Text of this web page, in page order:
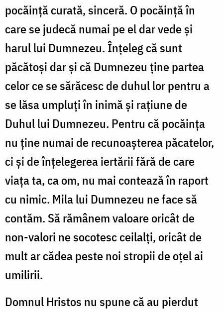
pocăință curată, sinceră. O pocăință în
care se judecă numai pe el dar vede și
harul lui Dumnezeu. Înțeleg că sunt
păcătoși dar și că Dumnezeu ține partea
celor ce se sărăcesc de duhul lor pentru a
se lăsa umpluți în inimă și rațiune de
Duhul lui Dumnezeu. Pentru că pocăința
nu ține numai de recunoașterea păcatelor,
ci și de înțelegerea iertării fără de care
viața ta, ca om, nu mai contează în raport
cu nimic. Mila lui Dumnezeu ne face să
contăm. Să rămânem valoare oricât de
non-valori ne socotesc ceilalți, oricât de
mult ar cădea peste noi stropii de oțel ai
umilirii.
Domnul Hristos nu spune că au pierdut